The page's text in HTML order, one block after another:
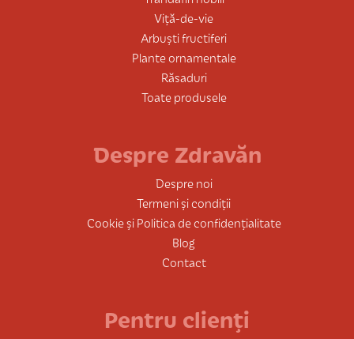
Viță-de-vie
Arbuști fructiferi
Plante ornamentale
Răsaduri
Toate produsele
Despre Zdravăn
Despre noi
Termeni și condiții
Cookie și Politica de confidențialitate
Blog
Contact
Pentru clienți